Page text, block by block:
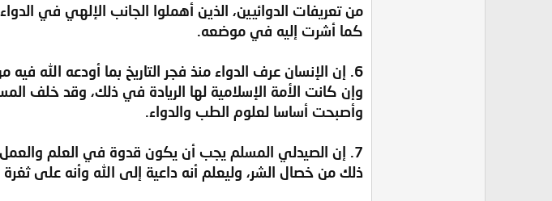
من تعريفات الدوائيين، الذين أهملوا الجانب الإلهي في
كما أشرت إليه في موضعه.
6. إن الإنسان عرف الدواء منذ فجر التاريخ بما أودعه الله
وإن كانت الأمة الإسلامية لها الريادة في ذلك، وقد خلف
وأصبحت أساسا لعلوم الطب والدواء.
7. إن الصيدلي المسلم يجب أن يكون قدوة في العلم
ذلك من خصال الشر، وليعلم أنه داعية إلى الله وأنه على